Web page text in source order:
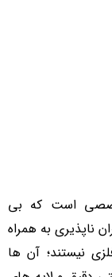
است که بی
ناپذیری به همراه
نیستند؛ آن ها